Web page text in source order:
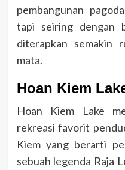
pembangunan
tapi seiring dengan
diterapkan semakin
mata.
Hoan Kiem
Hoan Kiem Lake
rekreasi favorit
Kiem yang berarti
sebuah legenda Raja